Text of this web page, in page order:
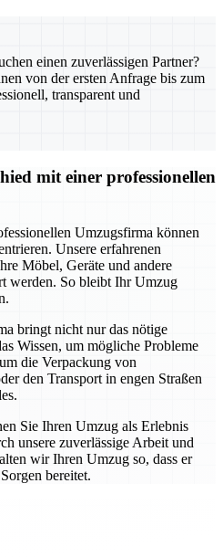
einen zuverlässigen Partner?
von der ersten Anfrage bis zum
transparent und
mit einer professionellen
Umzugsfirma können
Unsere erfahrenen
Möbel, Geräte und andere
werden. So bleibt Ihr Umzug
bringt nicht nur das nötige
Wissen, um mögliche Probleme
die Verpackung von
den Transport in engen Straßen
Sie Ihren Umzug als Erlebnis
unsere zuverlässige Arbeit und
wir Ihren Umzug so, dass er
bereitet.